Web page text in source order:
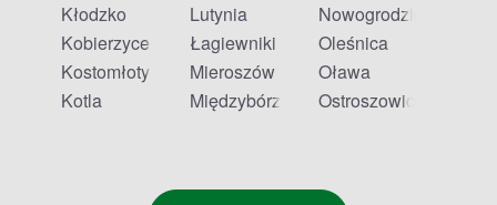
Kłodzko
Kobierzyce
Kostomłoty
Kotla
Lutynia
Łagiewniki
Mieroszów
Międzybórz
Nowogrodziec
Oleśnica
Oława
Ostroszowice